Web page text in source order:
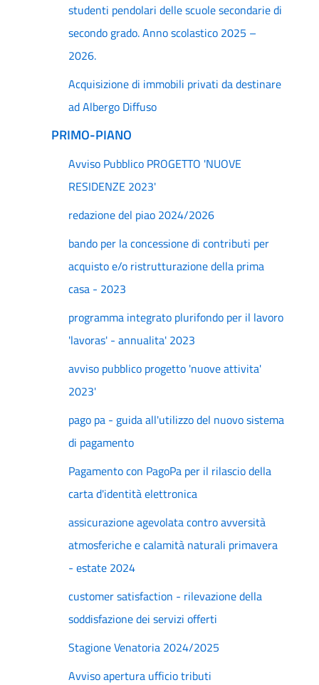
studenti pendolari delle scuole secondarie di
secondo grado. Anno scolastico 2025 –
2026.
Acquisizione di immobili privati da destinare
ad Albergo Diffuso
PRIMO-PIANO
Avviso Pubblico PROGETTO 'NUOVE
RESIDENZE 2023'
redazione del piao 2024/2026
bando per la concessione di contributi per
acquisto e/o ristrutturazione della prima
casa - 2023
programma integrato plurifondo per il lavoro
'lavoras' - annualita' 2023
avviso pubblico progetto 'nuove attivita'
2023'
pago pa - guida all'utilizzo del nuovo sistema
di pagamento
Pagamento con PagoPa per il rilascio della
carta d'identità elettronica
assicurazione agevolata contro avversità
atmosferiche e calamità naturali primavera
- estate 2024
customer satisfaction - rilevazione della
soddisfazione dei servizi offerti
Stagione Venatoria 2024/2025
Avviso apertura ufficio tributi